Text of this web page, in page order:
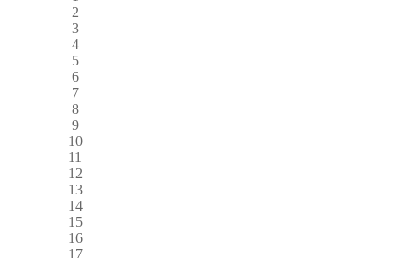
2
3
4
5
6
7
8
9
10
11
12
13
14
15
16
17